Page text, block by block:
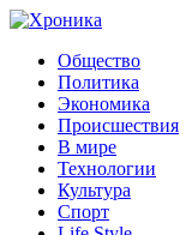
Общество
Политика
Экономика
Происшествия
В мире
Технологии
Культура
Спорт